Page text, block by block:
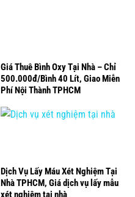
Giá Thuê Bình Oxy Tại Nhà – Chỉ
500.000đ/Bình 40 Lít, Giao Miễn
Phí Nội Thành TPHCM
Dịch Vụ Lấy Máu Xét Nghiệm Tại
Nhà TPHCM, Giá dịch vụ lấy mẫu
xét nghiệm tại nhà